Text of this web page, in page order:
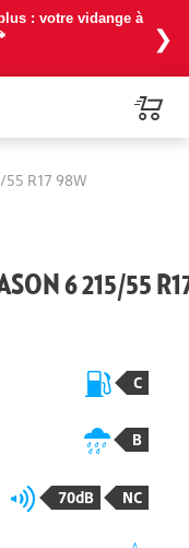
: votre vidange à
❯
55 R17 98W
6 215/55
C
B
70dB NC